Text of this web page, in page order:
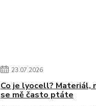
23.07.2026
Co je lyocell? Materiál,
se mě často ptáte